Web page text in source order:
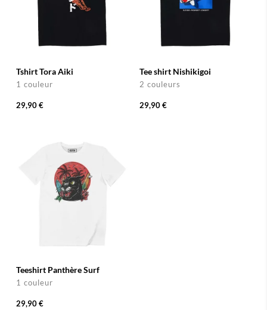
Tshirt Tora Aiki
1 couleur
29,90 €
Tee shirt Nishikigoi
2 couleurs
29,90 €
Teeshirt Panthère Surf
1 couleur
29,90 €